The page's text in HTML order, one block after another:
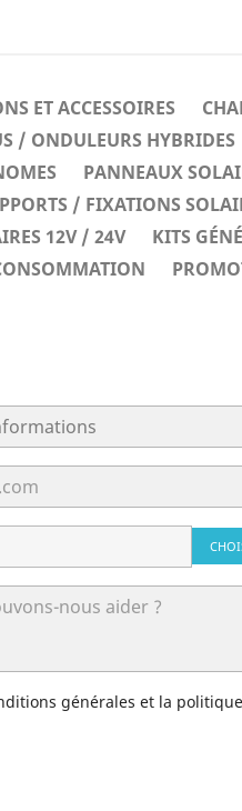
ET ACCESSOIRES
/ ONDULEURS HYBRIDES
PANNEAUX
/ FIXATIONS
12V / 24V
KITS
générales et la